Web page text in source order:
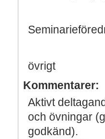
övrigt
Kommentarer:
Aktivt
och övningar
godkänd).